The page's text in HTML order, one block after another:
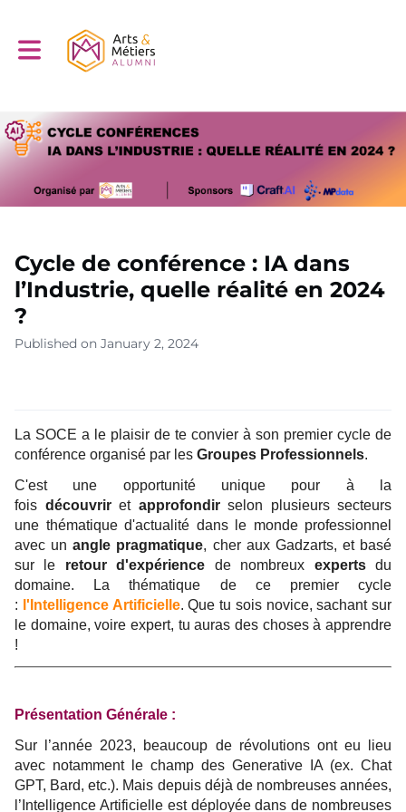
Toggle main navigation
Cycle de conférence : IA dans
l’Industrie, quelle réalité en 2024
?
Published on January 2, 2024
La SOCE a le plaisir de te convier à son premier cycle de
conférence organisé par les Groupes Professionnels.
C'est une opportunité unique pour à la
fois découvrir et approfondir selon plusieurs secteurs
une thématique d'actualité dans le monde professionnel
avec unangle pragmatique, cher aux Gadzarts, et basé
sur le retour d'expérience de nombreux expertsdu
domaine. La thématique de ce premier cycle
: l'Intelligence Artificielle. Que tu sois novice, sachant sur
le domaine, voire expert, tu auras des choses à apprendre
!
Présentation Générale :
Sur l’année 2023, beaucoup de révolutions ont eu lieu
avec notamment le champ des Generative IA (ex. Chat
GPT, Bard, etc.). Mais depuis déjà de nombreuses années,
l’Intelligence Artificielle est déployée dans de nombreuses